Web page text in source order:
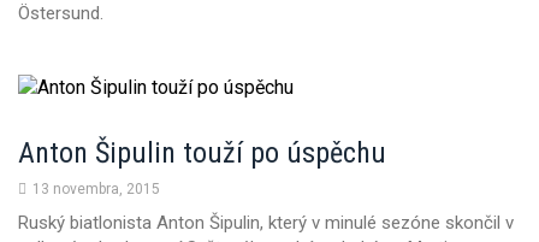
Östersund.
Anton Šipulin touží po úspěchu
13 novembra, 2015
Ruský biatlonista Anton Šipulin, který v minulé sezóne skončil v